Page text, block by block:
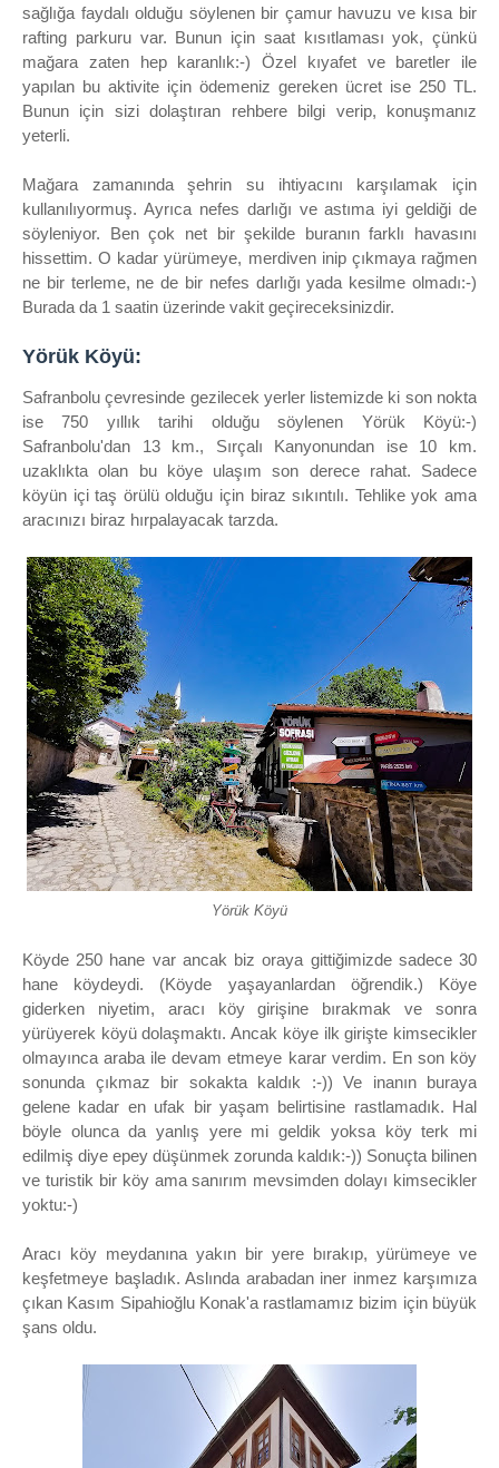
sağlığa faydalı olduğu söylenen bir çamur havuzu ve kısa bir
rafting parkuru var. Bunun için saat kısıtlaması yok, çünkü
mağara zaten hep karanlık:-) Özel kıyafet ve baretler ile
yapılan bu aktivite için ödemeniz gereken ücret ise 250 TL.
Bunun için sizi dolaştıran rehbere bilgi verip, konuşmanız
yeterli.
Mağara zamanında şehrin su ihtiyacını karşılamak için
kullanılıyormuş. Ayrıca nefes darlığı ve astıma iyi geldiği de
söyleniyor. Ben çok net bir şekilde buranın farklı havasını
hissettim. O kadar yürümeye, merdiven inip çıkmaya rağmen
ne bir terleme, ne de bir nefes darlığı yada kesilme olmadı:-)
Burada da 1 saatin üzerinde vakit geçireceksinizdir.
Yörük Köyü:
Safranbolu çevresinde gezilecek yerler listemizde ki son nokta
ise 750 yıllık tarihi olduğu söylenen Yörük Köyü:-)
Safranbolu'dan 13 km., Sırçalı Kanyonundan ise 10 km.
uzaklıkta olan bu köye ulaşım son derece rahat. Sadece
köyün içi taş örülü olduğu için biraz sıkıntılı. Tehlike yok ama
aracınızı biraz hırpalayacak tarzda.
Yörük Köyü
Köyde 250 hane var ancak biz oraya gittiğimizde sadece 30
hane köydeydi. (Köyde yaşayanlardan öğrendik.) Köye
giderken niyetim, aracı köy girişine bırakmak ve sonra
yürüyerek köyü dolaşmaktı. Ancak köye ilk girişte kimsecikler
olmayınca araba ile devam etmeye karar verdim. En son köy
sonunda çıkmaz bir sokakta kaldık :-)) Ve inanın buraya
gelene kadar en ufak bir yaşam belirtisine rastlamadık. Hal
böyle olunca da yanlış yere mi geldik yoksa köy terk mi
edilmiş diye epey düşünmek zorunda kaldık:-)) Sonuçta bilinen
ve turistik bir köy ama sanırım mevsimden dolayı kimsecikler
yoktu:-)
Aracı köy meydanına yakın bir yere bırakıp, yürümeye ve
keşfetmeye başladık. Aslında arabadan iner inmez karşımıza
çıkan Kasım Sipahioğlu Konak'a rastlamamız bizim için büyük
şans oldu.